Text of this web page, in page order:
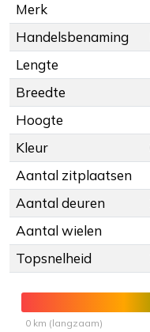
Merk
Handelsbenaming
Lengte
Breedte
Hoogte
Kleur
Aantal zitplaatsen
Aantal deuren
Aantal wielen
Topsnelheid
0 km (langzaam)